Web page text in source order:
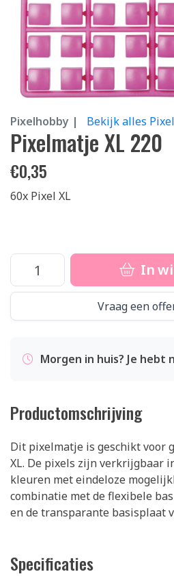
Pixelhobby | Bekijk alles
Pixelmatje XL 220
€0,35
60x Pixel XL
In
Vraag een
Morgen in huis? Je hebt
Productomschrijving
Dit pixelmatje is geschikt voor
XL. De pixels zijn verkrijgbaar
kleuren met eindeloze
combinatie met de flexibele
en de transparante basisplaat
Specificaties